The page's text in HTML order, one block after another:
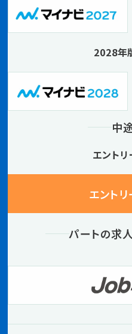
2028年
中
エント
エント
パートの求